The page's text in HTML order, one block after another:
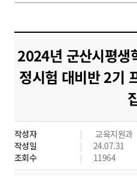
도
시
군
산
2024년 군산시평생
정시험 대비반 2기
작성자
교육지원과
작성일
24.07.31
조회수
11964